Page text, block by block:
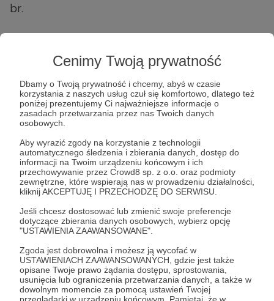
Cenimy Twoją prywatność
Dbamy o Twoją prywatność i chcemy, abyś w czasie
korzystania z naszych usług czuł się komfortowo, dlatego też
poniżej prezentujemy Ci najważniejsze informacje o
zasadach przetwarzania przez nas Twoich danych
osobowych.
Aby wyrazić zgody na korzystanie z technologii
automatycznego śledzenia i zbierania danych, dostęp do
informacji na Twoim urządzeniu końcowym i ich
przechowywanie przez Crowd8 sp. z o.o. oraz podmioty
zewnętrzne, które wspierają nas w prowadzeniu działalności,
kliknij AKCEPTUJĘ I PRZECHODZĘ DO SERWISU.
Jeśli chcesz dostosować lub zmienić swoje preferencje
dotyczące zbierania danych osobowych, wybierz opcję
"USTAWIENIA ZAAWANSOWANE".
Zgoda jest dobrowolna i możesz ją wycofać w
USTAWIENIACH ZAAWANSOWANYCH, gdzie jest także
opisane Twoje prawo żądania dostępu, sprostowania,
usunięcia lub ograniczenia przetwarzania danych, a także w
dowolnym momencie za pomocą ustawień Twojej
br.
Post dostępny tylko dla Patronów
Aby zobaczyć ten materiał musisz być zalogowany
Zostań Patronem
Zaloguj się
Udostępnij